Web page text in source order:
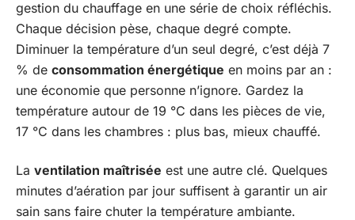
gestion du chauffage en une série de choix réfléchis.
Chaque décision pèse, chaque degré compte.
Diminuer la température d’un seul degré, c’est déjà 7
% de consommation énergétique en moins par an :
une économie que personne n’ignore. Gardez la
température autour de 19 °C dans les pièces de vie,
17 °C dans les chambres : plus bas, mieux chauffé.
La ventilation maîtrisée est une autre clé. Quelques
minutes d’aération par jour suffisent à garantir un air
sain sans faire chuter la température ambiante.